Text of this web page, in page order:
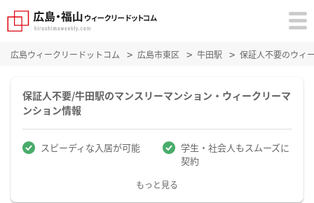
広島ウィークリードットコム 広島市東区 牛田駅 保証人不要のウィ
保証人不要/牛田駅のマンスリーマンション・ウィークリーマ
ンション情報
スピーディな入居が可能
学生・社会人もスムーズに
契約
もっと見る